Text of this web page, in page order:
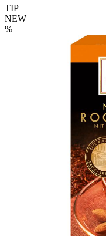
TIP
NEW
%